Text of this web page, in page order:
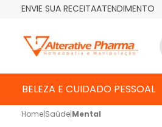
ENVIE SUA RECEITAATENDIMENTO
BELEZA E CUIDADO PESSOAL
Home|Saúde|Mental